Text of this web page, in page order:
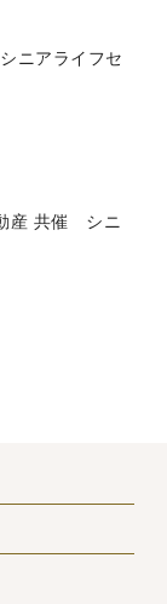
ニアライフセ
産 共催 シニ